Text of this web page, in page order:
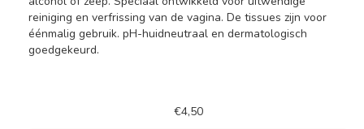
reiniging en verfrissing van de vagina. De tissues zijn voor
éénmalig gebruik. pH-huidneutraal en dermatologisch
goedgekeurd.
€4,50